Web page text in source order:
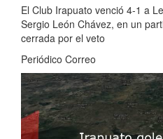
El Club Irapuato venció 4-1 a
Sergio León Chávez, en un
cerrada por el veto
Periódico Correo